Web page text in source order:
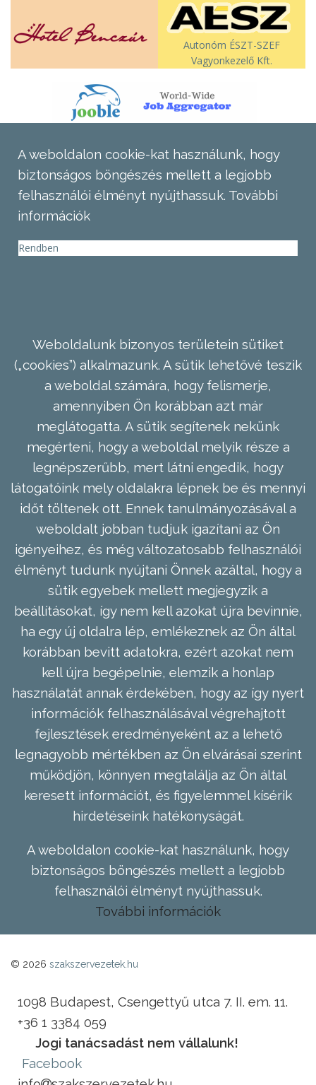
Autonóm ÉSZT-SZEF
Vagyonkezelő Kft.
A weboldalon cookie-kat használunk, hogy
biztonságos böngészés mellett a legjobb
felhasználói élményt nyújthassuk. További
információk
Rendben
Weboldalunk bizonyos területein sütiket
(„cookies”) alkalmazunk. A sütik lehetővé teszik
a weboldal számára, hogy felismerje,
amennyiben Ön korábban azt már
meglátogatta. A sütik segítenek nekünk
megérteni, hogy a weboldal melyik része a
legnépszerűbb, mert látni engedik, hogy
látogatóink mely oldalakra lépnek be és mennyi
időt töltenek ott. Ennek tanulmányozásával a
weboldalt jobban tudjuk igazítani az Ön
igényeihez, és még változatosabb felhasználói
élményt tudunk nyújtani Önnek azáltal, hogy a
sütik egyebek mellett megjegyzik a
beállításokat, így nem kell azokat újra bevinnie,
ha egy új oldalra lép, emlékeznek az Ön által
korábban bevitt adatokra, ezért azokat nem
kell újra begépelnie, elemzik a honlap
használatát annak érdekében, hogy az így nyert
információk felhasználásával végrehajtott
fejlesztések eredményeként az a lehető
legnagyobb mértékben az Ön elvárásai szerint
működjön, könnyen megtalálja az Ön által
keresett információt, és figyelemmel kísérik
hirdetéseink hatékonyságát.
A weboldalon cookie-kat használunk, hogy
biztonságos böngészés mellett a legjobb
felhasználói élményt nyújthassuk.
További információk
© 2026 szakszervezetek.hu
1098 Budapest, Csengettyű utca 7. II. em. 11.
+36 1 3384 059
Jogi tanácsadást nem vállalunk!
Facebook